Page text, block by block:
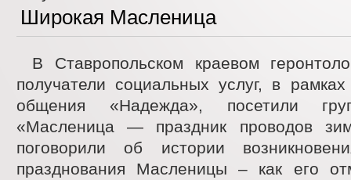
Широкая Масленица
В Ставропольском краевом
получатели социальных услуг, в рамках
общения «Надежда», посетили
«Масленица — праздник проводов
поговорили об истории
празднования Масленицы – как его